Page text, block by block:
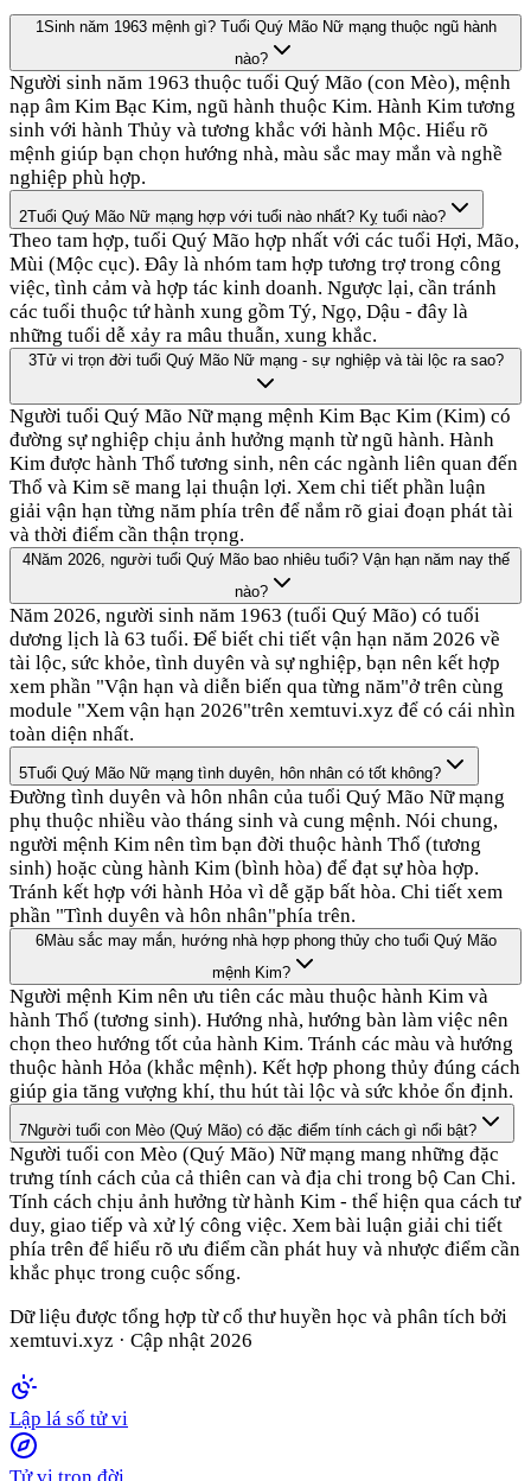
1Sinh năm 1963 mệnh gì? Tuổi Quý Mão Nữ mạng thuộc ngũ hành
nào?
Người sinh năm 1963 thuộc tuổi Quý Mão (con Mèo), mệnh
nạp âm Kim Bạc Kim, ngũ hành thuộc Kim. Hành Kim tương
sinh với hành Thủy và tương khắc với hành Mộc. Hiểu rõ
mệnh giúp bạn chọn hướng nhà, màu sắc may mắn và nghề
nghiệp phù hợp.
2Tuổi Quý Mão Nữ mạng hợp với tuổi nào nhất? Kỵ tuổi nào?
Theo tam hợp, tuổi Quý Mão hợp nhất với các tuổi Hợi, Mão,
Mùi (Mộc cục). Đây là nhóm tam hợp tương trợ trong công
việc, tình cảm và hợp tác kinh doanh. Ngược lại, cần tránh
các tuổi thuộc tứ hành xung gồm Tý, Ngọ, Dậu - đây là
những tuổi dễ xảy ra mâu thuẫn, xung khắc.
3Tử vi trọn đời tuổi Quý Mão Nữ mạng - sự nghiệp và tài lộc ra sao?
Người tuổi Quý Mão Nữ mạng mệnh Kim Bạc Kim (Kim) có
đường sự nghiệp chịu ảnh hưởng mạnh từ ngũ hành. Hành
Kim được hành Thổ tương sinh, nên các ngành liên quan đến
Thổ và Kim sẽ mang lại thuận lợi. Xem chi tiết phần luận
giải vận hạn từng năm phía trên để nắm rõ giai đoạn phát tài
và thời điểm cần thận trọng.
4Năm 2026, người tuổi Quý Mão bao nhiêu tuổi? Vận hạn năm nay thế
nào?
Năm 2026, người sinh năm 1963 (tuổi Quý Mão) có tuổi
dương lịch là 63 tuổi. Để biết chi tiết vận hạn năm 2026 về
tài lộc, sức khỏe, tình duyên và sự nghiệp, bạn nên kết hợp
xem phần "Vận hạn và diễn biến qua từng năm"ở trên cùng
module "Xem vận hạn 2026"trên xemtuvi.xyz để có cái nhìn
toàn diện nhất.
5Tuổi Quý Mão Nữ mạng tình duyên, hôn nhân có tốt không?
Đường tình duyên và hôn nhân của tuổi Quý Mão Nữ mạng
phụ thuộc nhiều vào tháng sinh và cung mệnh. Nói chung,
người mệnh Kim nên tìm bạn đời thuộc hành Thổ (tương
sinh) hoặc cùng hành Kim (bình hòa) để đạt sự hòa hợp.
Tránh kết hợp với hành Hỏa vì dễ gặp bất hòa. Chi tiết xem
phần "Tình duyên và hôn nhân"phía trên.
6Màu sắc may mắn, hướng nhà hợp phong thủy cho tuổi Quý Mão
mệnh Kim?
Người mệnh Kim nên ưu tiên các màu thuộc hành Kim và
hành Thổ (tương sinh). Hướng nhà, hướng bàn làm việc nên
chọn theo hướng tốt của hành Kim. Tránh các màu và hướng
thuộc hành Hỏa (khắc mệnh). Kết hợp phong thủy đúng cách
giúp gia tăng vượng khí, thu hút tài lộc và sức khỏe ổn định.
7Người tuổi con Mèo (Quý Mão) có đặc điểm tính cách gì nổi bật?
Người tuổi con Mèo (Quý Mão) Nữ mạng mang những đặc
trưng tính cách của cả thiên can và địa chi trong bộ Can Chi.
Tính cách chịu ảnh hưởng từ hành Kim - thể hiện qua cách tư
duy, giao tiếp và xử lý công việc. Xem bài luận giải chi tiết
phía trên để hiểu rõ ưu điểm cần phát huy và nhược điểm cần
khắc phục trong cuộc sống.
Dữ liệu được tổng hợp từ cổ thư huyền học và phân tích bởi
xemtuvi.xyz · Cập nhật 2026
Lập lá số tử vi